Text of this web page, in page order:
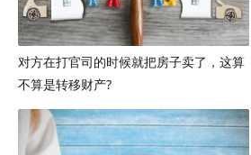
对方在打官司的时候就把房子卖了，这算
不算是转移财产?